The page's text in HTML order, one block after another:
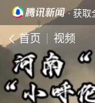
· 获取
首页 视频